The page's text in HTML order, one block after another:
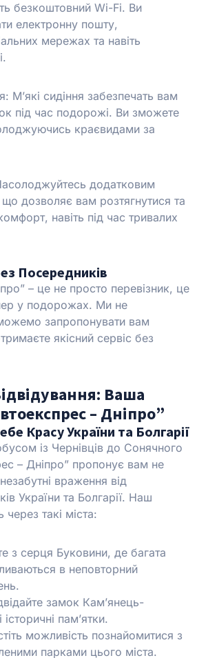
безкоштовний Wi-Fi. Ви
електронну пошту,
мережах та навіть
М’які сидіння забезпечать вам
під час подорожі. Ви зможете
краєвидами за
додатковим
дозволяє вам розтягнутися та
навіть під час тривалих
Посередників
– це не просто перевізник, це
у подорожах. Ми не
запропонувати вам
якісний сервіс без
Ваша
– Дніпро”
Красу України та Болгарії
із Чернівців до Сонячного
– Дніпро” пропонує вам не
враження від
України та Болгарії. Наш
такі міста:
з серця Буковини, де багата
в неповторний
замок Кам’янець-
пам’ятки.
можливість познайомитися з
парками цього міста.